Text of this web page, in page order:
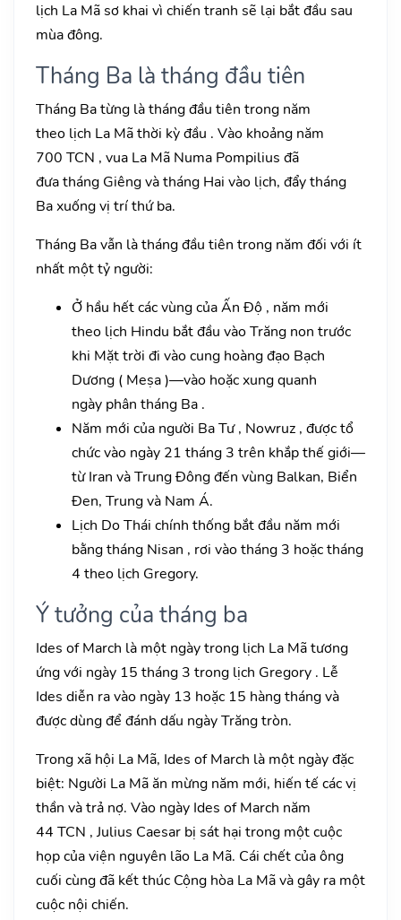
lịch La Mã sơ khai vì chiến tranh sẽ lại bắt đầu sau
mùa đông.
Tháng Ba là tháng đầu tiên
Tháng Ba từng là tháng đầu tiên trong năm
theo lịch La Mã thời kỳ đầu . Vào khoảng năm
700 TCN , vua La Mã Numa Pompilius đã
đưa tháng Giêng và tháng Hai vào lịch, đẩy tháng
Ba xuống vị trí thứ ba.
Tháng Ba vẫn là tháng đầu tiên trong năm đối với ít
nhất một tỷ người:
Ở hầu hết các vùng của Ấn Độ , năm mới
theo lịch Hindu bắt đầu vào Trăng non trước
khi Mặt trời đi vào cung hoàng đạo Bạch
Dương ( Meṣa )—vào hoặc xung quanh
ngày phân tháng Ba .
Năm mới của người Ba Tư , Nowruz , được tổ
chức vào ngày 21 tháng 3 trên khắp thế giới—
từ Iran và Trung Đông đến vùng Balkan, Biển
Đen, Trung và Nam Á.
Lịch Do Thái chính thống bắt đầu năm mới
bằng tháng Nisan , rơi vào tháng 3 hoặc tháng
4 theo lịch Gregory.
Ý tưởng của tháng ba
Ides of March là một ngày trong lịch La Mã tương
ứng với ngày 15 tháng 3 trong lịch Gregory . Lễ
Ides diễn ra vào ngày 13 hoặc 15 hàng tháng và
được dùng để đánh dấu ngày Trăng tròn.
Trong xã hội La Mã, Ides of March là một ngày đặc
biệt: Người La Mã ăn mừng năm mới, hiến tế các vị
thần và trả nợ. Vào ngày Ides of March năm
44 TCN , Julius Caesar bị sát hại trong một cuộc
họp của viện nguyên lão La Mã. Cái chết của ông
cuối cùng đã kết thúc Cộng hòa La Mã và gây ra một
cuộc nội chiến.